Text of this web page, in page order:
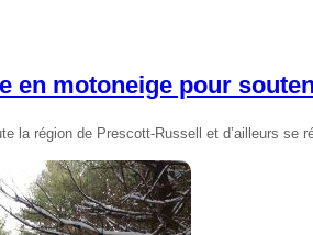
en motoneige pour
la région de Prescott-Russell et d’ailleurs se